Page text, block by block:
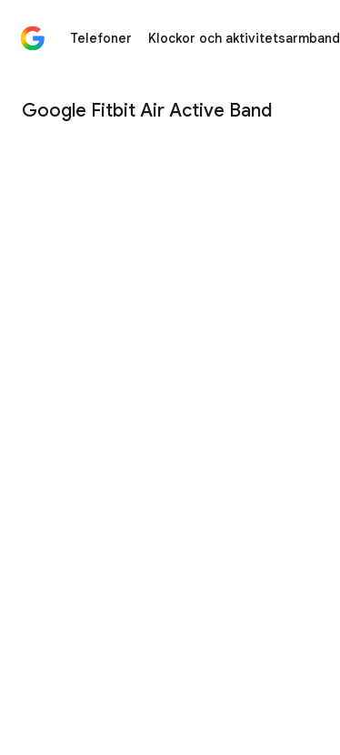
Telefoner Klockor och aktivitetsarmband
Google Fitbit Air Active Band - Google Store
Google Fitbit Air Active Band